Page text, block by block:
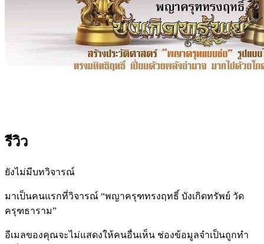
รีวิว
ยังไม่มีบทวิจารณ์
มาเป็นคนแรกที่วิจารณ์ “พญาครุฑทรงฤทธิ์ บังเกิดทรัพย์ วัด
ครุฑธาราม”
อีเมลของคุณจะไม่แสดงให้คนอื่นเห็น ช่องข้อมูลจำเป็นถูกทำ